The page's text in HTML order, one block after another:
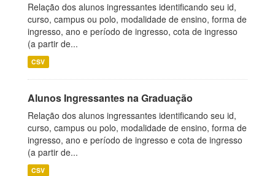
Relação dos alunos ingressantes identificando seu id,
curso, campus ou polo, modalidade de ensino, forma de
ingresso, ano e período de ingresso, cota de ingresso
(a partir de...
CSV
Alunos Ingressantes na Graduação
Relação dos alunos ingressantes identificando seu id,
curso, campus ou polo, modalidade de ensino, forma de
ingresso, ano e período de ingresso e cota de ingresso
(a partir de...
CSV